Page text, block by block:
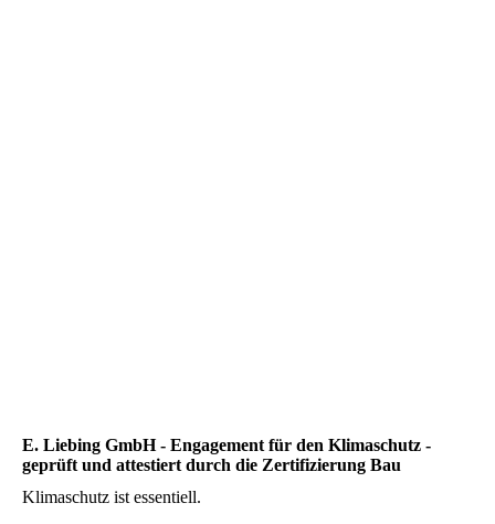
E. Liebing GmbH - Engagement für den Klimaschutz -
geprüft und attestiert durch die Zertifizierung Bau
Klimaschutz ist essentiell.